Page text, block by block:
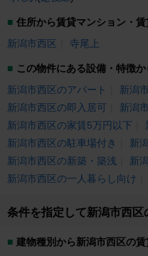
住所から賃貸マンション・
新潟市西区
寺尾上
この物件にある設備・特徴
新潟市西区のアパート
新潟
新潟市西区の即入居可
新潟
新潟市西区の家賃5万円以下
新潟市西区の駐車場付き
新
新潟市西区の新築・築浅
新
新潟市西区の一人暮らし向け
条件を指定して新潟市西
建物種別から新潟市西区の